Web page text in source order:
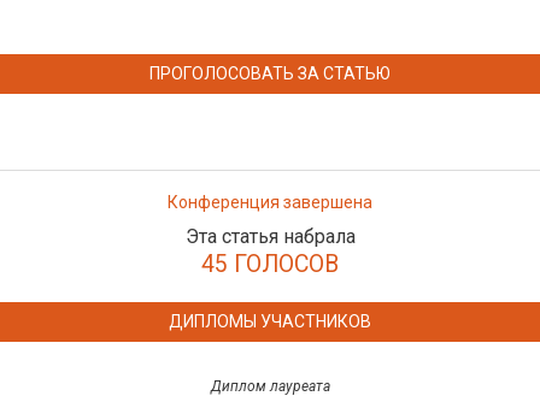
ПРОГОЛОСОВАТЬ ЗА СТАТЬЮ
Конференция завершена
Эта статья набрала
45 ГОЛОСОВ
ДИПЛОМЫ УЧАСТНИКОВ
Диплом лауреата